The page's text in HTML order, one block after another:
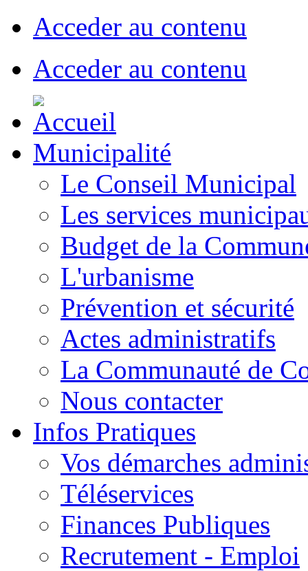
Acceder au contenu
Acceder au contenu
Municipalité
Le Conseil Municipal
Les services
Budget de la
L'urbanisme
Prévention et sécurité
Actes administratifs
La Communauté de
Nous contacter
Infos Pratiques
Vos démarches
Téléservices
Finances Publiques
Recrutement - Emploi